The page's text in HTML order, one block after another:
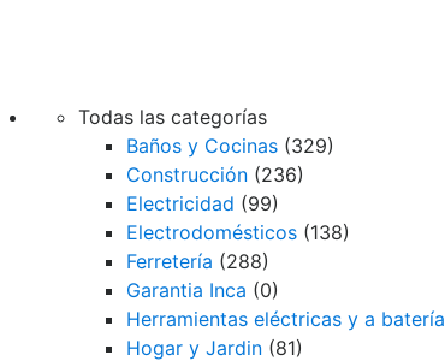
Todas las categorías
Baños y Cocinas (329)
Construcción (236)
Electricidad (99)
Electrodomésticos (138)
Ferretería (288)
Garantia Inca (0)
Herramientas eléctricas y a batería
Hogar y Jardin (81)